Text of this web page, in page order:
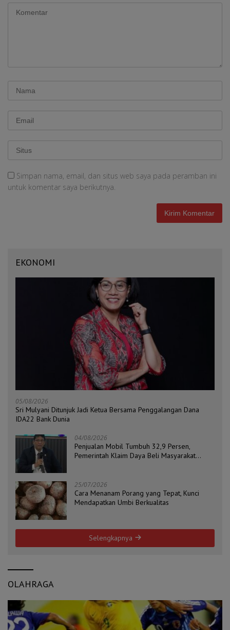
Simpan nama, email, dan situs web saya pada peramban ini
untuk komentar saya berikutnya.
EKONOMI
05/08/2026
Sri Mulyani Ditunjuk Jadi Ketua Bersama Penggalangan Dana
IDA22 Bank Dunia
04/08/2026
Penjualan Mobil Tumbuh 32,9 Persen,
Pemerintah Klaim Daya Beli Masyarakat
25/07/2026
Cara Menanam Porang yang Tepat, Kunci
Mendapatkan Umbi Berkualitas
Selengkapnya
OLAHRAGA